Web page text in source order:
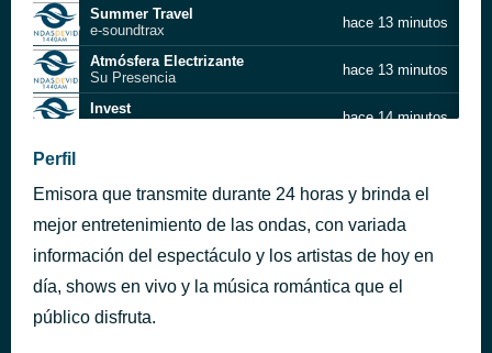
Summer Travel
e-soundtrax
hace 13 minutos
Atmósfera Electrizante
Su Presencia
hace 13 minutos
Invest
hace 14 minutos
Imagina
Un Corazón
Summer Travel
e-soundtrax
hace 32 minutos
oh moradora - Remix
Mera Dj
Perfil
Emisora que transmite durante 24 horas y brinda el
mejor entretenimiento de las ondas, con variada
información del espectáculo y los artistas de hoy en
día, shows en vivo y la música romántica que el
público disfruta.